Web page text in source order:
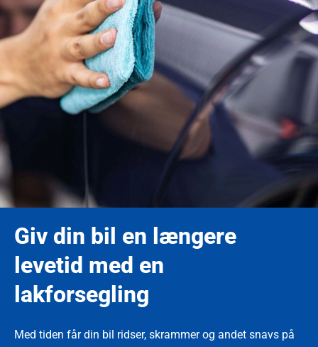
Giv din bil en længere
levetid med en
lakforsegling
Med tiden får din bil ridser, skrammer og andet snavs på